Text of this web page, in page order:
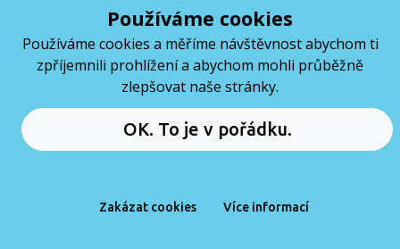
Používáme cookies
Používáme cookies a měříme návštěvnost abychom ti
zpříjemnili prohlížení a abychom mohli průběžně
zlepšovat naše stránky.
OK. To je v pořádku.
Zakázat cookies Více informací
+420 724 384 092
miloslav@coderslab.cz
Rezervuj si online meeting
Coders Lab CZ & SK by LifeScale © 2012-2026. Službu
provozuje společnost
LifeScale s.r.o.